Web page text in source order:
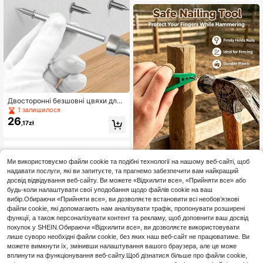
Двосторонні безшовні цвяхи для
дерев'яного плінтуса - однокапко
ві цвяхи з високовуглецевої стал
і, з головкою, спрямованою вниз,
1 залишилося
26 ,17zł
1 шт. практичний затискач для цв
яхів, надійно фіксує цвяхи під час
забивання дерев'яних кілків і буді
вництва огорож для птиці, захищ
ає пальці від молотка, запобігає у
дарам і травмам, легкий і багатор
азовий, незамінний інструмент дл
я фермерів
17 залишилося
15,92zł
Ми використовуємо файли cookie та подібні технології на нашому веб-сайті, щоб
надавати послуги, які ви запитуєте, та прагнемо забезпечити вам найкращий
досвід відвідування веб-сайту. Ви можете «Відхилити все», «Прийняти все» або
будь-коли налаштувати свої уподобання щодо файлів cookie на ваш
вибір.Обираючи «Прийняти все», ви дозволяєте встановити всі необов’язкові
файли cookie, які допомагають нам аналізувати трафік, пропонувати розширені
функції, а також персоналізувати контент та рекламу, щоб доповнити ваш досвід
покупок у SHEIN.Обираючи «Відхилити все», ви дозволяєте використовувати
лише суворо необхідні файли cookie, без яких наш веб-сайт не працюватиме. Ви
можете вимкнути їх, змінивши налаштування вашого браузера, але це може
вплинути на функціонування веб-сайту.Щоб дізнатися більше про файли cookie,